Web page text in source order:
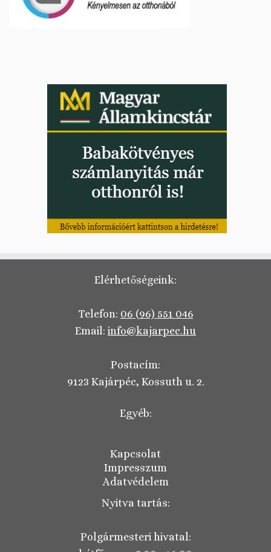
Elérhetőségeink:
Telefon: 06 (96) 551 046
Email: info@kajarpec.hu
Postacím:
9123 Kajárpéc, Kossuth u. 2.
Egyéb:
Kapcsolat
Impresszum
Adatvédelem
Nyitva tartás:
Polgármesteri hivatal: